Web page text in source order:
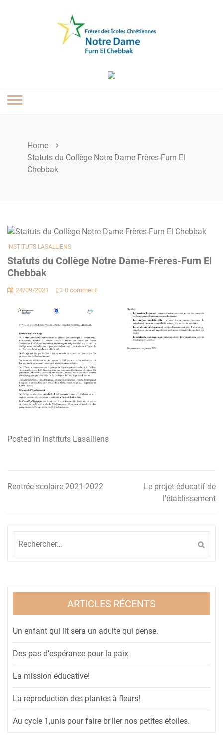
Home
Statuts du Collège Notre Dame-Frères-Furn El
Chebbak
INSTITUTS LASALLIENS
Statuts du Collège Notre Dame-Frères-Furn El
Chebbak
24/09/2021 0 comment
Posted in Instituts Lasalliens
Navigation
Rentrée scolaire 2021-2022
Le projet éducatif de
l’établissement
ARTICLES RÉCENTS
Un enfant qui lit sera un adulte qui pense.
Des pas d’espérance pour la paix
La mission éducative!
La reproduction des plantes à fleurs!
Au cycle 1,unis pour faire briller nos petites étoiles.